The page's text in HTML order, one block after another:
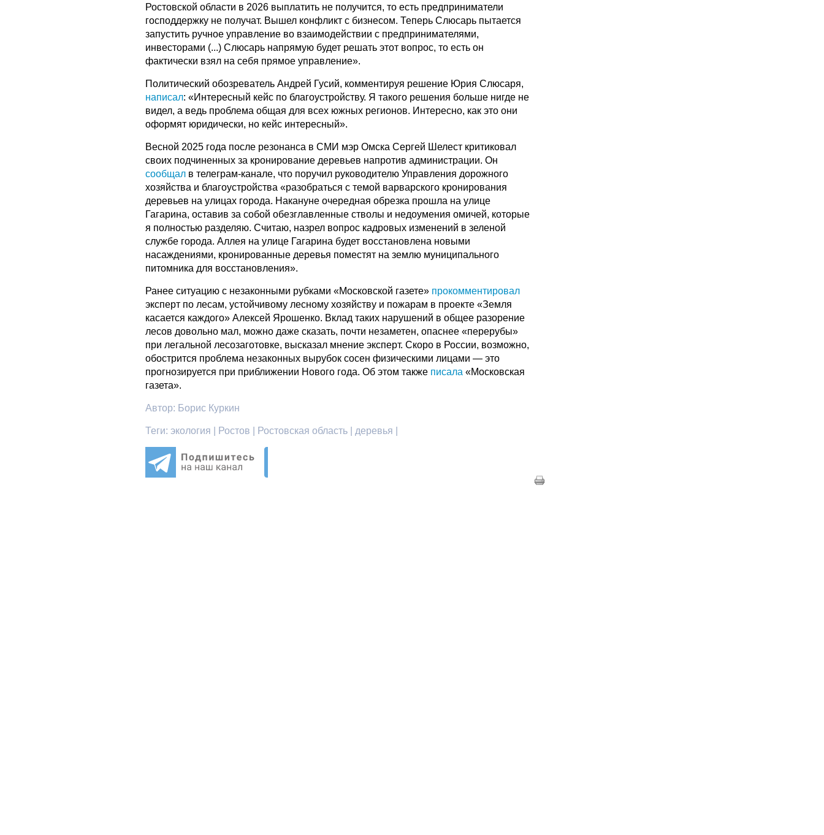
Ростовской области в 2026 выплатить не получится, то есть предприниматели
господдержку не получат. Вышел конфликт с бизнесом. Теперь Слюсарь пытается
запустить ручное управление во взаимодействии с предпринимателями,
инвесторами (...) Слюсарь напрямую будет решать этот вопрос, то есть он
фактически взял на себя прямое управление».
Политический обозреватель Андрей Гусий, комментируя решение Юрия Слюсаря,
написал: «Интересный кейс по благоустройству. Я такого решения больше нигде не
видел, а ведь проблема общая для всех южных регионов. Интересно, как это они
оформят юридически, но кейс интересный».
Весной 2025 года после резонанса в СМИ мэр Омска Сергей Шелест критиковал
своих подчиненных за кронирование деревьев напротив администрации. Он
сообщал в телеграм-канале, что поручил руководителю Управления дорожного
хозяйства и благоустройства «разобраться с темой варварского кронирования
деревьев на улицах города. Накануне очередная обрезка прошла на улице
Гагарина, оставив за собой обезглавленные стволы и недоумения омичей, которые
я полностью разделяю. Считаю, назрел вопрос кадровых изменений в зеленой
службе города. Аллея на улице Гагарина будет восстановлена новыми
насаждениями, кронированные деревья поместят на землю муниципального
питомника для восстановления».
Ранее ситуацию с незаконными рубками «Московской газете» прокомментировал
эксперт по лесам, устойчивому лесному хозяйству и пожарам в проекте «Земля
касается каждого» Алексей Ярошенко. Вклад таких нарушений в общее разорение
лесов довольно мал, можно даже сказать, почти незаметен, опаснее «перерубы»
при легальной лесозаготовке, высказал мнение эксперт. Скоро в России, возможно,
обострится проблема незаконных вырубок сосен физическими лицами — это
прогнозируется при приближении Нового года. Об этом также писала «Московская
газета».
Автор: Борис Куркин
Теги:экология | Ростов | Ростовская область | деревья |